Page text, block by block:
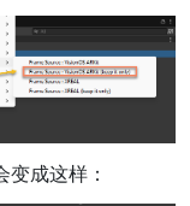
成这样：